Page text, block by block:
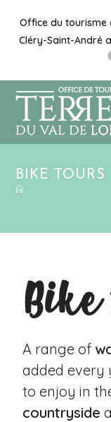
Office du tourisme
Cléry-Saint-André
BIKE TOURS
A range of
added every
to enjoy in
countryside